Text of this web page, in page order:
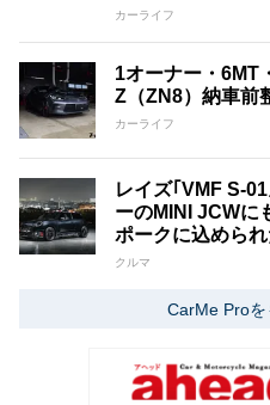
カーライフ
1オーナー・6MT
Z（ZN8）納車前
カーライフ
レイズ｢VMF S-
ーのMINI JCWに
ポークに込めら
クルマ
CarMe Proを